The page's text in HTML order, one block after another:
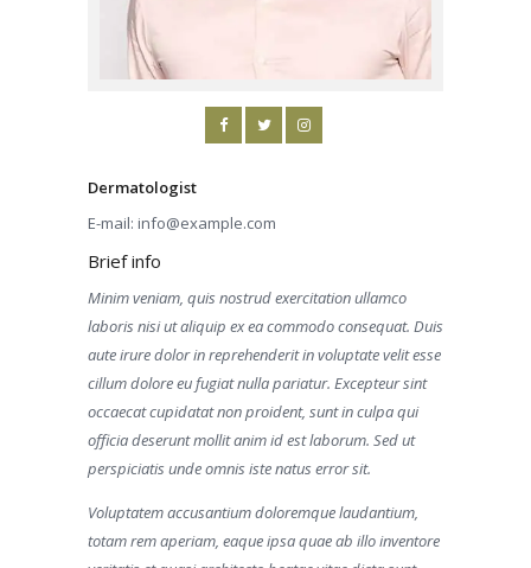
Dermatologist
E-mail: info@example.com
Brief info
Minim veniam, quis nostrud exercitation ullamco
laboris nisi ut aliquip ex ea commodo consequat. Duis
aute irure dolor in reprehenderit in voluptate velit esse
cillum dolore eu fugiat nulla pariatur. Excepteur sint
occaecat cupidatat non proident, sunt in culpa qui
officia deserunt mollit anim id est laborum. Sed ut
perspiciatis unde omnis iste natus error sit.
Voluptatem accusantium doloremque laudantium,
totam rem aperiam, eaque ipsa quae ab illo inventore